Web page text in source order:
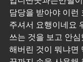
담당을 받아야 이런
주셔서 요행이네요
쓰는 것을 보고 안
해버린 것이 뭐냐면